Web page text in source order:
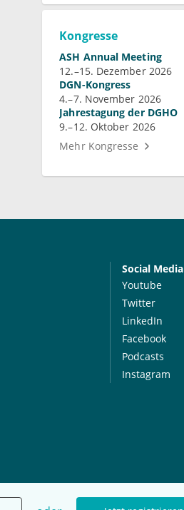
Kongresse
ASH Annual Meeting
12.–15. Dezember 2026
DGN-Kongress
4.–7. November 2026
Jahrestagung der DGHO
9.–12. Oktober 2026
Mehr Kongresse
Social Media
Youtube
Twitter
LinkedIn
Facebook
Podcasts
Instagram